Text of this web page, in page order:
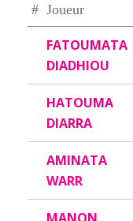
# Joueur
FATOUMATA
DIADHIOU
HATOUMA
DIARRA
AMINATA
WARR